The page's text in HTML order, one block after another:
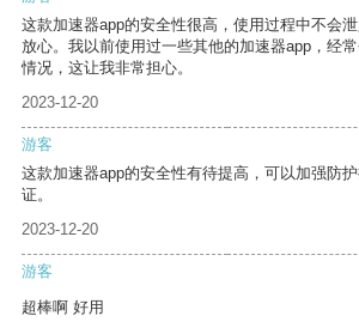
这款加速器app的安全性很高，使用过程中不会
放心。我以前使用过一些其他的加速器app，经
情况，这让我非常担心。
2023-12-20
游客
这款加速器app的安全性有待提高，可以加强防
证。
2023-12-20
游客
超棒啊 好用